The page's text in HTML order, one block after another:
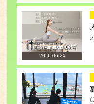
2026.06.24